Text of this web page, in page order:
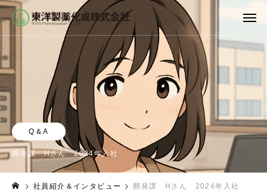
Q＆A
開発課 Hさん 2024年入社
社員紹介＆インタビュー 開発課 Hさん 2024年入社